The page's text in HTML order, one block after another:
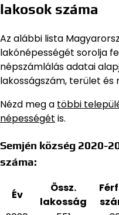
lakosok száma
Az alábbi lista
lakónépességét sorolja
népszámlálás adatai
lakosságszám, terület
Nézd meg a többi
népességét is.
Semjén község 2020-
száma:
Év
Össz.
lakosság